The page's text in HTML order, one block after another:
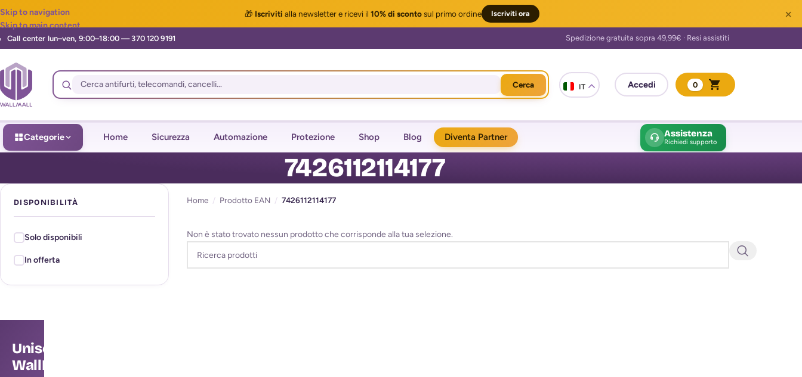
🎁 Iscriviti alla newslettere ricevi il 10% di scontosul primo ordine Iscriviti ora ×
Skip to navigation
Skip to main content
Cerca IT 0
Categorie Home Sicurezza Automazione Protezione Shop Blog Diventa Partner Assistenza
Richiedi supporto
7426112114177
DISPONIBILITÀ
Solo disponibili
In offerta
Home / Prodotto EAN / 7426112114177
Non è stato trovato nessun prodotto che corrisponde alla tua selezione.
Unisciti alla community
WallMall